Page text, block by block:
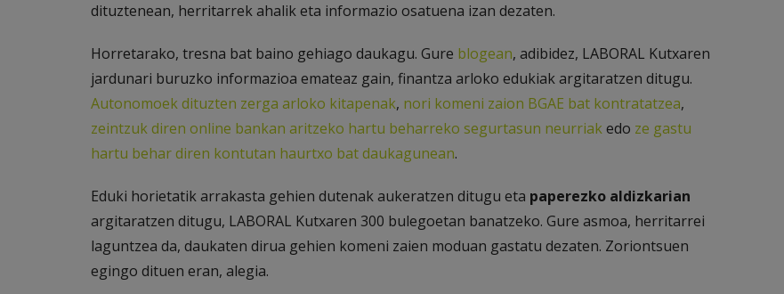
dituztenean, herritarrek ahalik eta informazio osatuena izan dezaten.
Horretarako, tresna bat baino gehiago daukagu. Gure blogean, adibidez, LABORAL Kutxaren
jardunari buruzko informazioa emateaz gain, finantza arloko edukiak argitaratzen ditugu.
Autonomoek dituzten zerga arloko kitapenak, nori komeni zaion BGAE bat kontratatzea,
zeintzuk diren online bankan aritzeko hartu beharreko segurtasun neurriakedo ze gastu
hartu behar diren kontutan haurtxo bat daukagunean.
Eduki horietatik arrakasta gehien dutenak aukeratzen ditugu eta paperezko aldizkarian
argitaratzen ditugu, LABORAL Kutxaren 300 bulegoetan banatzeko. Gure asmoa, herritarrei
laguntzea da, daukaten dirua gehien komeni zaien moduan gastatu dezaten. Zoriontsuen
egingo dituen eran, alegia.